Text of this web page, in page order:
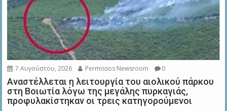
7 Αυγούστου, 2026 Permissos Newsroom 0
Αναστέλλεται η λειτουργία του αιολικού πάρκου
στη Βοιωτία λόγω της μεγάλης πυρκαγιάς,
προφυλακίστηκαν οι τρεις κατηγορούμενοι